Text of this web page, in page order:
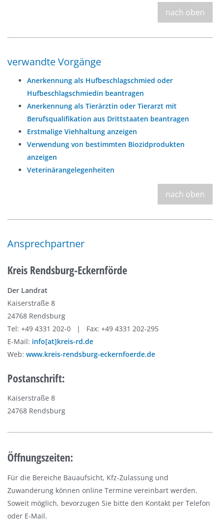
nach oben
verwandte Vorgänge
Anerkennung als Hufbeschlagschmied oder
Hufbeschlagschmiedin beantragen
Anerkennung als Tierärztin oder Tierarzt mit
Berufsqualifikation aus Drittstaaten beantragen
Erstmalige Viehhaltung anzeigen
Verwendung von bestimmten Biozidprodukten
anzeigen
Veterinärangelegenheiten
nach oben
Ansprechpartner
Kreis Rendsburg-Eckernförde
Der Landrat
Kaiserstraße 8
24768 Rendsburg
Tel: +49 4331 202-0 | Fax: +49 4331 202-295
E-Mail: info[at]kreis-rd.de
Web: www.kreis-rendsburg-eckernfoerde.de
Postanschrift:
Kaiserstraße 8
24768 Rendsburg
Öffnungszeiten:
Für die Bereiche Bauaufsicht, Kfz-Zulassung und
Zuwanderung können online Termine vereinbart werden.
Soweit möglich, bevorzugen Sie bitte den Kontakt per Telefon
oder E-Mail.